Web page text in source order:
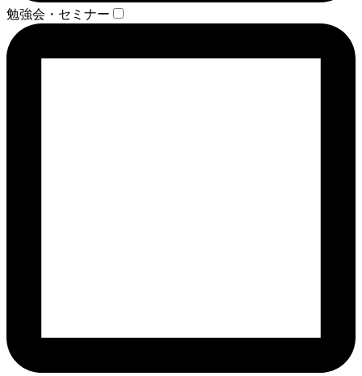
勉強会・セミナー